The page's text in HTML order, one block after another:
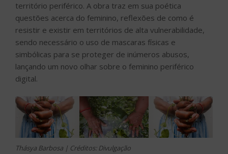
território periférico. A obra traz em sua poética
questões acerca do feminino, reflexões de como é
resistir e existir em territórios de alta vulnerabilidade,
sendo necessário o uso de mascaras físicas e
simbólicas para se proteger de inúmeros abusos,
lançando um novo olhar sobre o feminino periférico
digital.
Thásya Barbosa | Créditos: Divulgação